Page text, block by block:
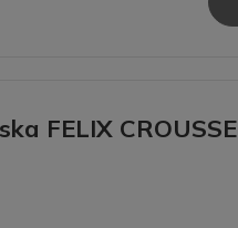
FELIX CROUSSE